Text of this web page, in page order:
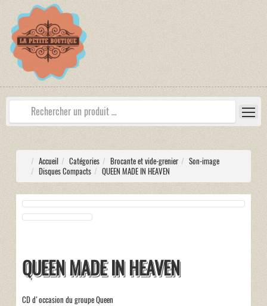
Accueil Catégories Brocante et vide-grenier
Son-image
Disques Compacts
QUEEN MADE IN HEAVEN
QUEEN MADE IN HEAVEN
CD d'occasion du groupe Queen